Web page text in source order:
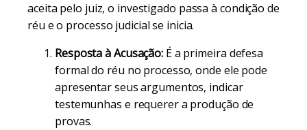
aceita pelo juiz, o investigado passa à condição de
réu e o processo judicial se inicia.
Resposta à Acusação: É a primeira defesa
formal do réu no processo, onde ele pode
apresentar seus argumentos, indicar
testemunhas e requerer a produção de
provas.